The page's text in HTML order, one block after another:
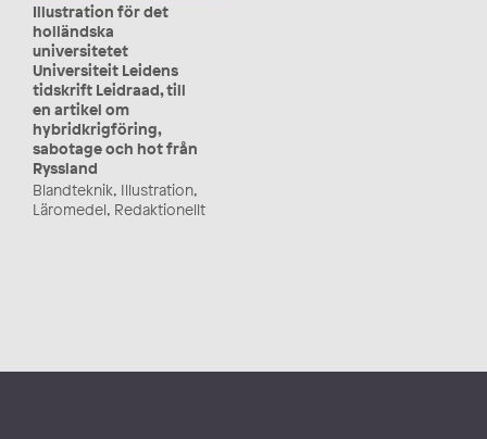
Illustration för det
holländska
universitetet
Universiteit Leidens
tidskrift Leidraad, till
en artikel om
hybridkrigföring,
sabotage och hot från
Ryssland
Blandteknik, Illustration,
Läromedel, Redaktionellt